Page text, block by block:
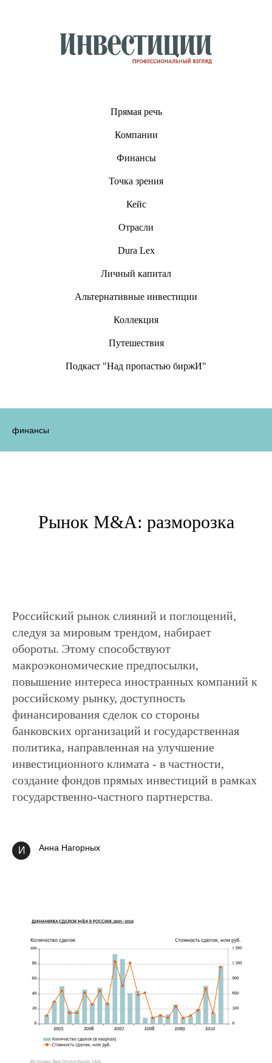
Прямая речь
Компании
Финансы
Точка зрения
Кейс
Отрасли
Dura Lex
Личный капитал
Альтернативные инвестиции
Коллекция
Путешествия
Подкаст "Над пропастью биржИ"
финансы
Рынок M&A: разморозка
Российский рынок слияний и поглощений,
следуя за мировым трендом, набирает
обороты. Этому способствуют
макроэкономические предпосылки,
повышение интереса иностранных компаний к
российскому рынку, доступность
финансирования сделок со стороны
банковских организаций и государственная
политика, направленная на улучшение
инвестиционного климата - в частности,
создание фондов прямых инвестиций в рамках
государственно-частного партнерства.
И Анна Нагорных